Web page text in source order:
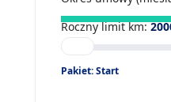
Roczny limit km:
Pakiet: Start